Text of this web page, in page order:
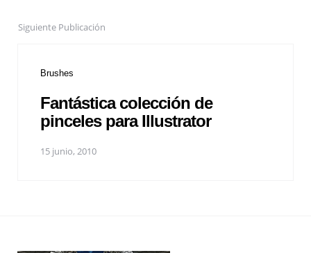
Siguiente Publicación
Brushes
Fantástica colección de
pinceles para Illustrator
15 junio, 2010